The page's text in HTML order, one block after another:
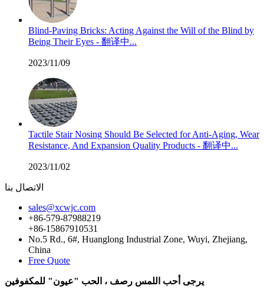
Blind-Paving Bricks: Acting Against the Will of the Blind by
Being Their Eyes - 翻译中...
2023/11/09
Tactile Stair Nosing Should Be Selected for Anti-Aging, Wear
Resistance, And Expansion Quality Products - 翻译中...
2023/11/02
الاتصال بنا
sales@xcwjc.com
+86-579-87988219
+86-15867910531
No.5 Rd., 6#, Huanglong Industrial Zone, Wuyi, Zhejiang,
China
Free Quote
يرجى أحب اللمس رصف ، الحب "عيون" للمكفوفين